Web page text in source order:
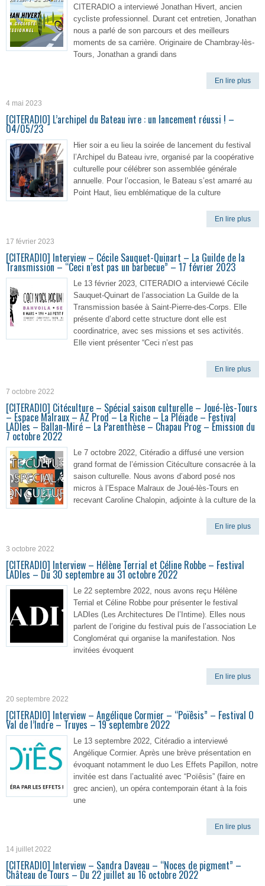
CITERADIO a interviewé Jonathan Hivert, ancien
cycliste professionnel. Durant cet entretien, Jonathan
nous a parlé de son parcours et des meilleurs
moments de sa carrière. Originaire de Chambray-lès-
Tours, Jonathan a grandi dans
En lire plus
4 mai 2023
[CITERADIO] L’archipel du Bateau ivre : un lancement réussi ! –
04/05/23
Hier soir a eu lieu la soirée de lancement du festival
l’Archipel du Bateau ivre, organisé par la coopérative
culturelle pour célébrer son assemblée générale
annuelle. Pour l’occasion, le Bateau s’est amarré au
Point Haut, lieu emblématique de la culture
En lire plus
17 février 2023
[CITERADIO] Interview – Cécile Sauquet-Quinart – La Guilde de la
Transmission – “Ceci n’est pas un barbecue” – 17 février 2023
Le 13 février 2023, CITERADIO a interviewé Cécile
Sauquet-Quinart de l’association La Guilde de la
Transmission basée à Saint-Pierre-des-Corps. Elle
présente d’abord cette structure dont elle est
coordinatrice, avec ses missions et ses activités.
Elle vient présenter “Ceci n’est pas
En lire plus
7 octobre 2022
[CITERADIO] Citéculture – Spécial saison culturelle – Joué-lès-Tours
– Espace Malraux – AZ Prod – La Riche – La Pléiade – Festival
LADIes – Ballan-Miré – La Parenthèse – Chapau Prog – Émission du
7 octobre 2022
Le 7 octobre 2022, Citéradio a diffusé une version
grand format de l’émission Citéculture consacrée à la
saison culturelle. Nous avons d’abord posé nos
micros à l’Espace Malraux de Joué-lès-Tours en
recevant Caroline Chalopin, adjointe à la culture de la
En lire plus
3 octobre 2022
[CITERADIO] Interview – Hélène Terrial et Céline Robbe – Festival
LADIes – Du 30 septembre au 31 octobre 2022
Le 22 septembre 2022, nous avons reçu Hélène
Terrial et Céline Robbe pour présenter le festival
LADIes (Les Architectures De l’Intime). Elles nous
parlent de l’origine du festival puis de l’association Le
Conglomérat qui organise la manifestation. Nos
invitées évoquent
En lire plus
20 septembre 2022
[CITERADIO] Interview – Angélique Cormier – “Poïêsis” – Festival O
Val de l’Indre – Truyes – 19 septembre 2022
Le 13 septembre 2022, Citéradio a interviewé
Angélique Cormier. Après une brève présentation en
évoquant notamment le duo Les Effets Papillon, notre
invitée est dans l’actualité avec “Poïêsis” (faire en
grec ancien), un opéra contemporain étant à la fois
une
En lire plus
14 juillet 2022
[CITERADIO] Interview – Sandra Daveau – “Noces de pigment” –
Château de Tours – Du 22 juillet au 16 octobre 2022